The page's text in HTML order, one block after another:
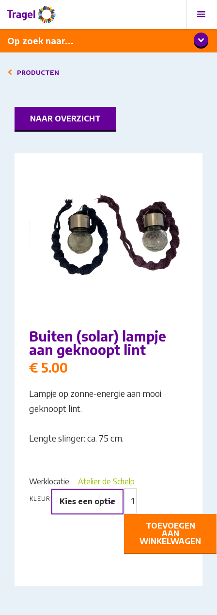
Op zoek naar...
Programma
Diner met wijnarrangement
PRODUCTEN
NAAR OVERZICHT
Werklocatie: Atelier de Schelp
Buiten (solar) lampje
aan geknoopt lint
€ 5.00
Lampje op zonne-energie aan mooi
geknoopt lint.
Lengte slinger: ca. 75 cm.
KLEUR Kies een optie
(SOLAR)
LAMPJE
AANTAL
TOEVOEGEN
AAN
WINKELWAGEN